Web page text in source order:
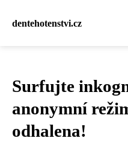
dentehotenstvi.cz
Surfujte
anonymní
odhalena!